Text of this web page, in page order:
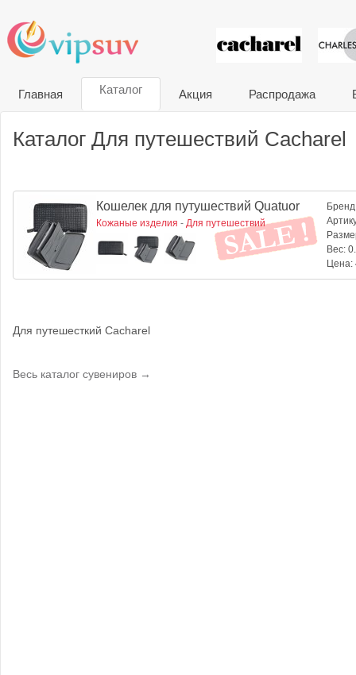
VIP
Главная Каталог Акция Распродажа
Каталог Для путешествий Cacharel
Кошелек для путушествий Quatuor
Кожаные изделия - Для путешествий
Вес:
Цена:
Для путешесткий Cacharel
Весь каталог сувениров →